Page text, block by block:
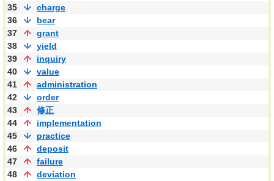
35
charge
36
bear
37
grant
38
yield
39
inquiry
40
value
41
administration
42
order
43
修正
44
implementation
45
practice
46
deposit
47
failure
48
deviation